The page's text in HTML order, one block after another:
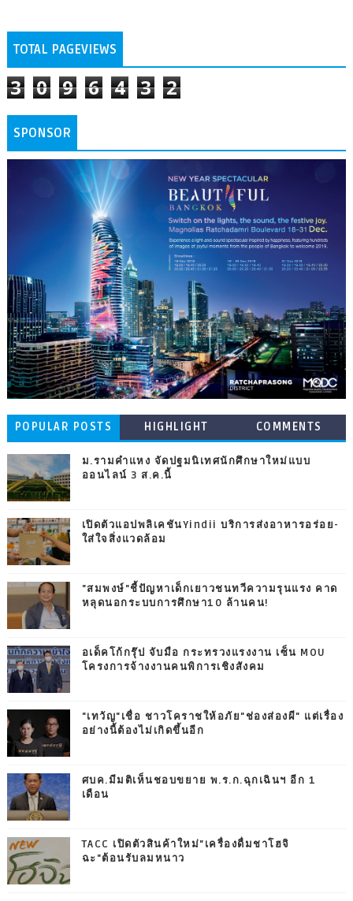
TOTAL PAGEVIEWS
3 0 9 6 4 3 2
SPONSOR
POPULAR POSTS HIGHLIGHT COMMENTS
ม.รามคำแหง จัดปฐมนิเทศนักศึกษาใหม่แบบ
ออนไลน์ 3 ส.ค.นี้
เปิดตัวแอปพลิเคชันYindii บริการส่งอาหารอร่อย-
ใส่ใจสิ่งแวดล้อม
"สมพงษ์"ชี้ปัญหาเด็กเยาวชนทวีความรุนแรง คาด
หลุดนอกระบบการศึกษา10 ล้านคน!
อเด็คโก้กรุ๊ป จับมือ กระทรวงแรงงาน เซ็น MOU
โครงการจ้างงานคนพิการเชิงสังคม
"เทวัญ"เชื่อ ชาวโคราชให้อภัย"ช่องส่องผี" แต่เรื่อง
อย่างนี้ต้องไม่เกิดขึ้นอีก
ศบค.มีมติเห็นชอบขยาย พ.ร.ก.ฉุกเฉินฯ อีก 1
เดือน
TACC เปิดตัวสินค้าใหม่"เครื่องดื่มชาโฮจิ
ฉะ"ต้อนรับลมหนาว